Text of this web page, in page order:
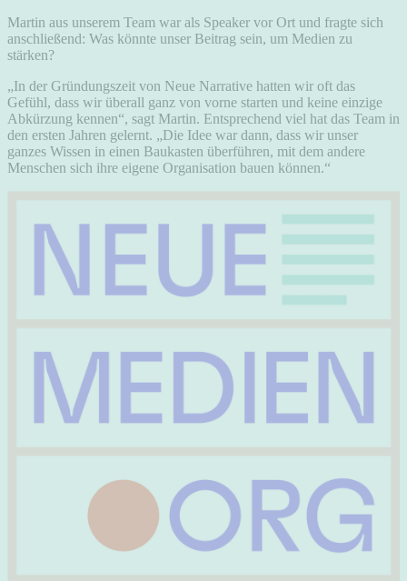
Martin aus unserem Team war als Speaker vor Ort und fragte sich
anschließend: Was könnte unser Beitrag sein, um Medien zu
stärken?
„In der Gründungszeit von Neue Narrative hatten wir oft das
Gefühl, dass wir überall ganz von vorne starten und keine einzige
Abkürzung kennen“, sagt Martin. Entsprechend viel hat das Team in
den ersten Jahren gelernt. „Die Idee war dann, dass wir unser
ganzes Wissen in einen Baukasten überführen, mit dem andere
Menschen sich ihre eigene Organisation bauen können.“